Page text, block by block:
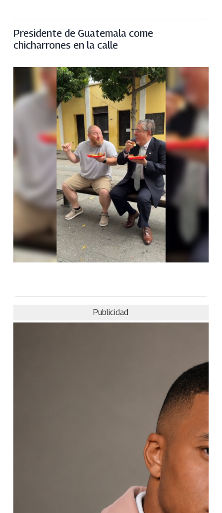
Presidente de Guatemala come
chicharrones en la calle
Publicidad